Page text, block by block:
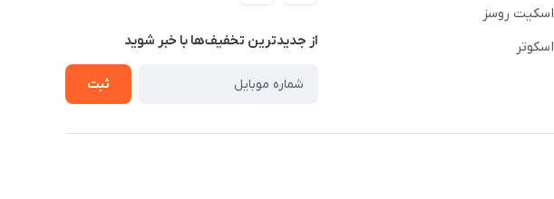
اسکیت روسز
اسکوتر
از جدید‌ترین تخفیف‌ها با‌ خبر شوید
ثبت